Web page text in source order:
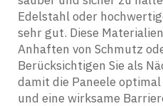
Edelstahl oder
sehr gut. Diese
Anhaften von Schmutz
Berücksichtigen Sie als
damit die Paneele
und eine wirksame